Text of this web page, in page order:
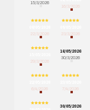
15/3/2026
16/3/2026
22/3/2026
23/3/2026
29/3/2026
16/05/2026
30/3/2026
6/4/2026
7/4/2026
30/05/2026